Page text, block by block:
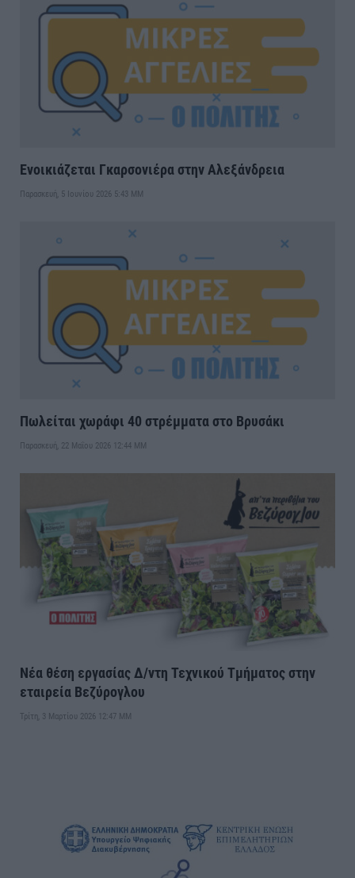
Ενοικιάζεται Γκαρσονιέρα στην Αλεξάνδρεια
Παρασκευή, 5 Ιουνίου 2026 5:43 ΜΜ
Πωλείται χωράφι 40 στρέμματα στο Βρυσάκι
Παρασκευή, 22 Μαΐου 2026 12:44 ΜΜ
Νέα θέση εργασίας Δ/ντη Τεχνικού Τμήματος στην
εταιρεία Βεζύρογλου
Τρίτη, 3 Μαρτίου 2026 12:47 ΜΜ